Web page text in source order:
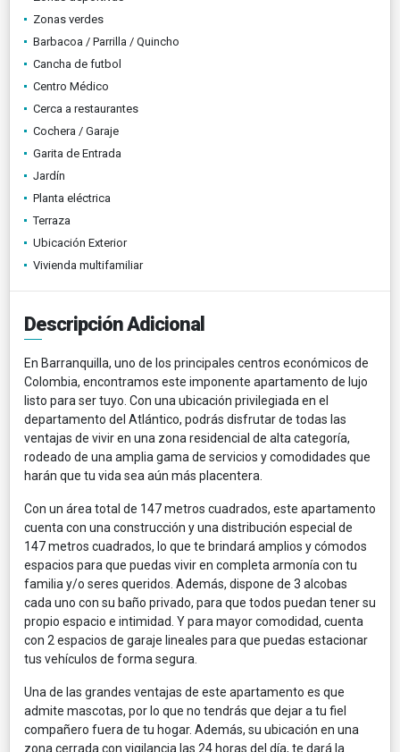
Zonas verdes
Barbacoa / Parrilla / Quincho
Cancha de futbol
Centro Médico
Cerca a restaurantes
Cochera / Garaje
Garita de Entrada
Jardín
Planta eléctrica
Terraza
Ubicación Exterior
Vivienda multifamiliar
Descripción Adicional
En Barranquilla, uno de los principales centros económicos de
Colombia, encontramos este imponente apartamento de lujo
listo para ser tuyo. Con una ubicación privilegiada en el
departamento del Atlántico, podrás disfrutar de todas las
ventajas de vivir en una zona residencial de alta categoría,
rodeado de una amplia gama de servicios y comodidades que
harán que tu vida sea aún más placentera.
Con un área total de 147 metros cuadrados, este apartamento
cuenta con una construcción y una distribución especial de
147 metros cuadrados, lo que te brindará amplios y cómodos
espacios para que puedas vivir en completa armonía con tu
familia y/o seres queridos. Además, dispone de 3 alcobas
cada uno con su baño privado, para que todos puedan tener su
propio espacio e intimidad. Y para mayor comodidad, cuenta
con 2 espacios de garaje lineales para que puedas estacionar
tus vehículos de forma segura.
Una de las grandes ventajas de este apartamento es que
admite mascotas, por lo que no tendrás que dejar a tu fiel
compañero fuera de tu hogar. Además, su ubicación en una
zona cerrada con vigilancia las 24 horas del día, te dará la